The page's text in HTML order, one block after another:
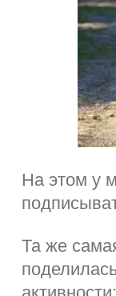
На этом у
Та же